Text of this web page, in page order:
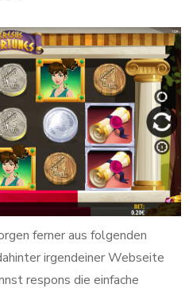
ferner aus folgenden
irgendeiner Webseite
respons die einfache